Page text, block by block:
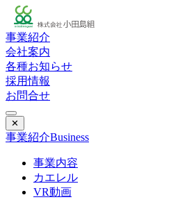
事業紹介
会社案内
各種お知らせ
採用情報
お問合せ
✕
事業紹介Business
事業内容
カエレル
VR動画